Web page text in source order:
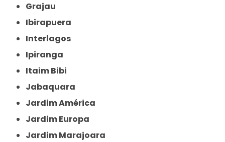
Grajau
Ibirapuera
Interlagos
Ipiranga
Itaim Bibi
Jabaquara
Jardim América
Jardim Europa
Jardim Marajoara